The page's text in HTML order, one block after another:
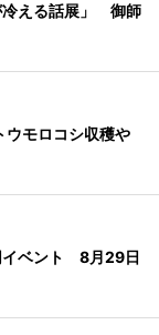
冷える話展」 御師
モロコシ収穫や
イベント 8月29日